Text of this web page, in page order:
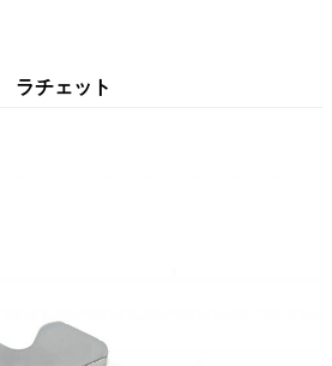
ラチェット